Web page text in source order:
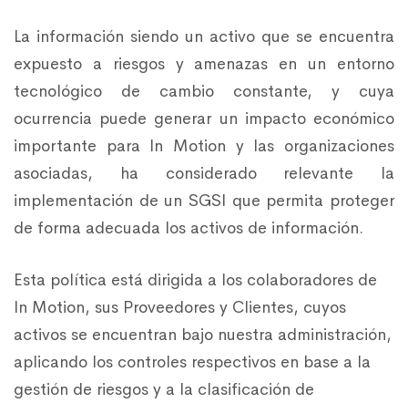
La información siendo un activo que se encuentra
expuesto a riesgos y amenazas en un entorno
tecnológico de cambio constante, y cuya
ocurrencia puede generar un impacto económico
importante para In Motion y las organizaciones
asociadas, ha considerado relevante la
implementación de un SGSI que permita proteger
de forma adecuada los activos de información.
Esta política está dirigida a los colaboradores de
In Motion, sus Proveedores y Clientes, cuyos
activos se encuentran bajo nuestra administración,
aplicando los controles respectivos en base a la
gestión de riesgos y a la clasificación de